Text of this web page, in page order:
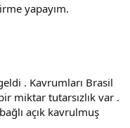
yapayım.
. Kavrumları Brasil
miktar tutarsızlık var .
açık kavrulmuş